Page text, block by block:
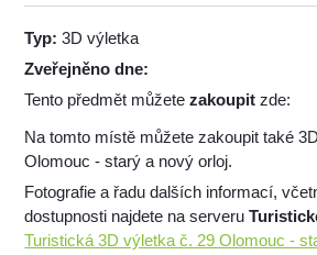
Typ:3D výletka
Zveřejněno dne:
Tento předmět můžetezakoupit zde:
Na tomto místě můžete zakoupit také
Olomouc - starý a nový orloj.
Fotografie a řadu dalších informací,
dostupnosti najdete na serveru
Turistická 3D výletka č. 29 Olomouc -